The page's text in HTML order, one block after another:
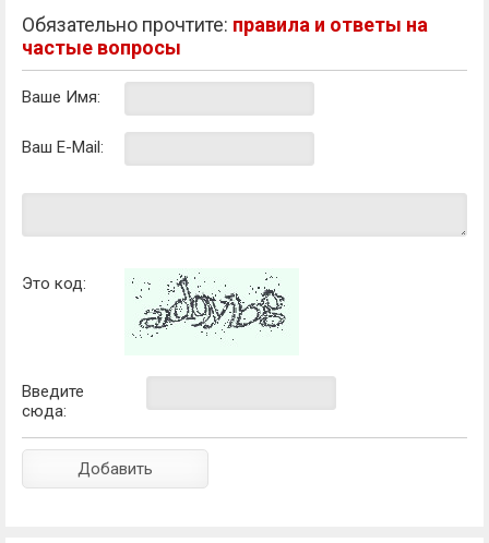
Обязательно прочтите: правила и ответы на
частые вопросы
Ваше Имя:
Ваш E-Mail:
Это код:
Введите
сюда: